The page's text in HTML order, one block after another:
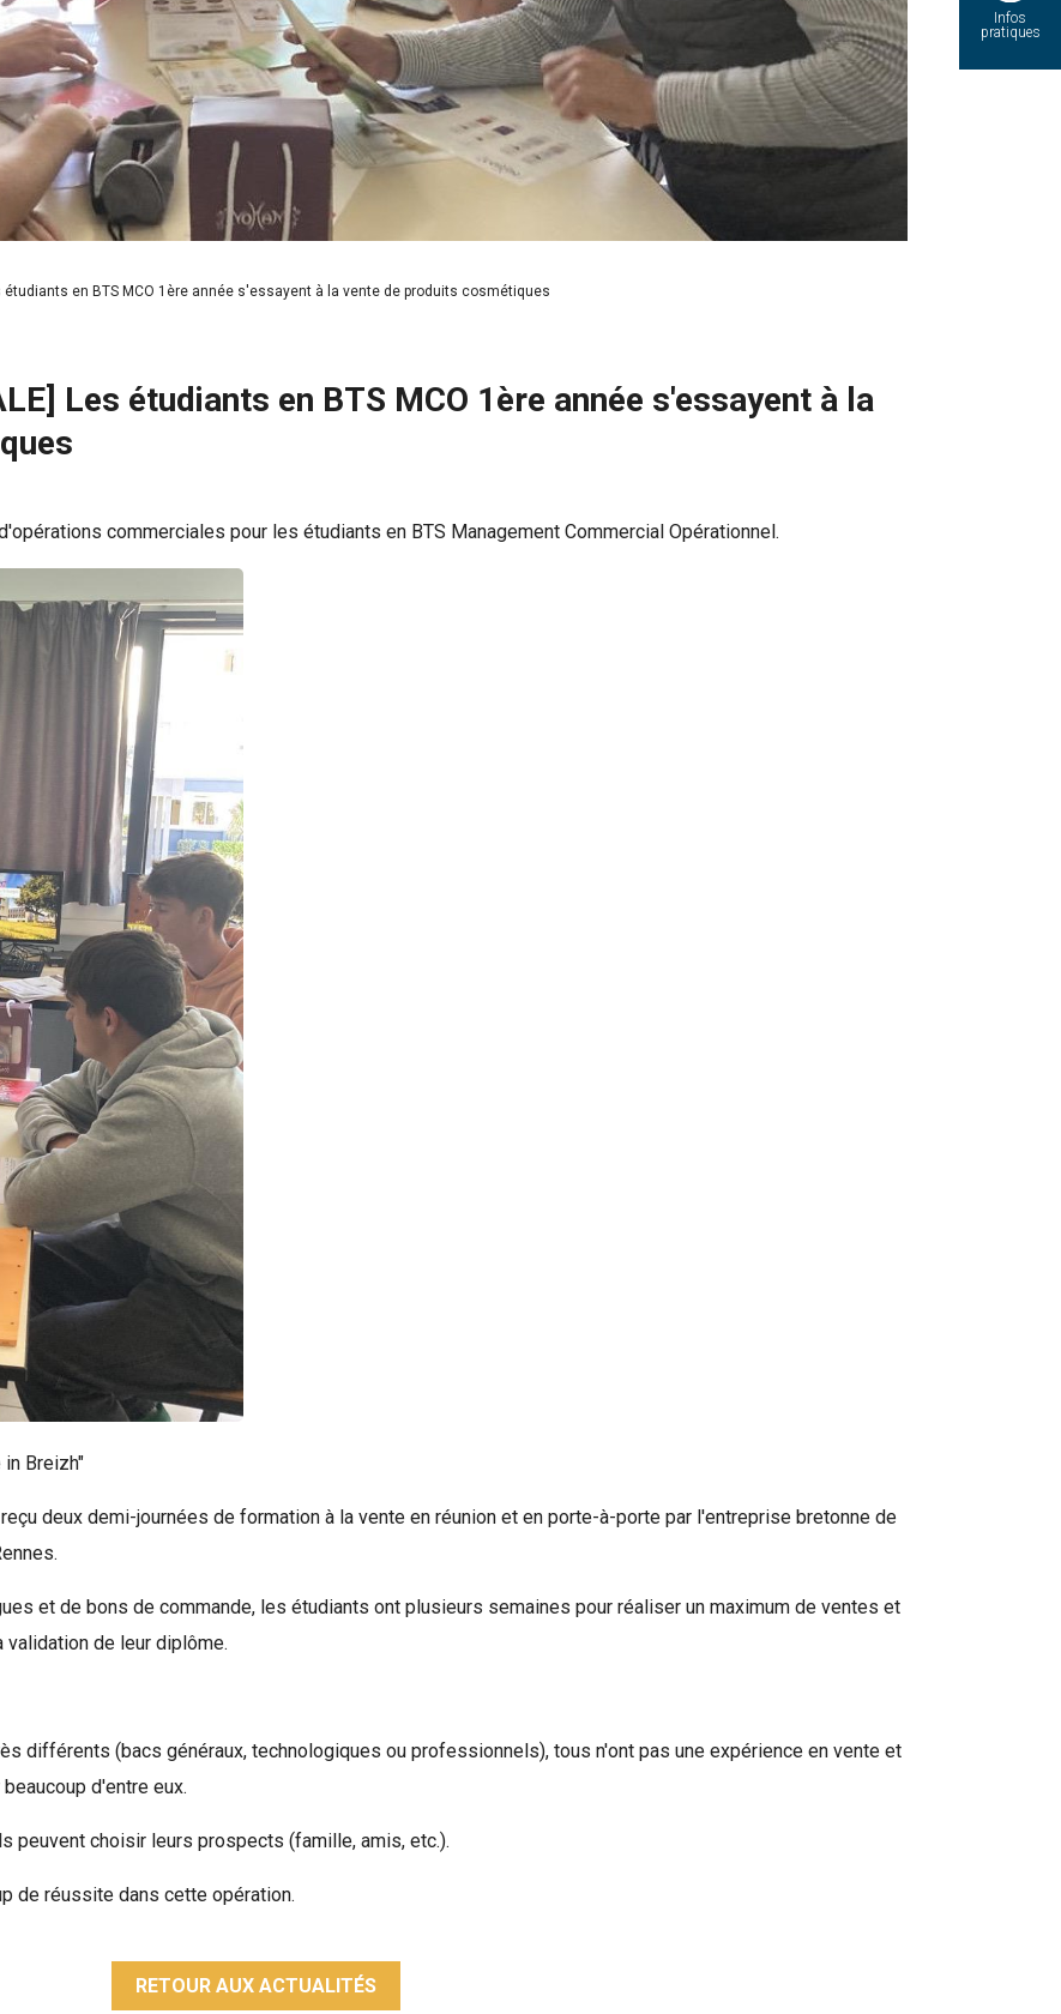
Infos
pratiques
étudiants en BTS MCO 1ère année s'essayent à la vente de produits cosmétiques
Les étudiants en BTS MCO 1ère année s'essayent à la
commerciales pour les étudiants en BTS Management Commercial Opérationnel.
Breizh"
deux demi-journées de formation à la vente en réunion et en porte-à-porte par l'entreprise bretonne de
et de bons de commande, les étudiants ont plusieurs semaines pour réaliser un maximum de ventes et
de leur diplôme.
différents (bacs généraux, technologiques ou professionnels), tous n'ont pas une expérience en vente et
d'entre eux.
peuvent choisir leurs prospects (famille, amis, etc.).
de réussite dans cette opération.
RETOUR AUX ACTUALITÉS